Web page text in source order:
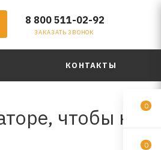
8 800 511-02-92
ЗАКАЗАТЬ ЗВОНОК
КОНТАКТЫ
чтобы не
0
0